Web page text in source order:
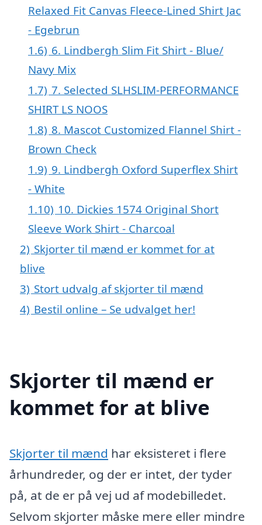
Relaxed Fit Canvas Fleece-Lined Shirt Jac
- Egebrun
1.6) 6. Lindbergh Slim Fit Shirt - Blue/
Navy Mix
1.7) 7. Selected SLHSLIM-PERFORMANCE
SHIRT LS NOOS
1.8) 8. Mascot Customized Flannel Shirt -
Brown Check
1.9) 9. Lindbergh Oxford Superflex Shirt
- White
1.10) 10. Dickies 1574 Original Short
Sleeve Work Shirt - Charcoal
2) Skjorter til mænd er kommet for at
blive
3) Stort udvalg af skjorter til mænd
4) Bestil online – Se udvalget her!
Skjorter til mænd er
kommet for at blive
Skjorter til mænd har eksisteret i flere
århundreder, og der er intet, der tyder
på, at de er på vej ud af modebilledet.
Selvom skjorter måske mere eller mindre